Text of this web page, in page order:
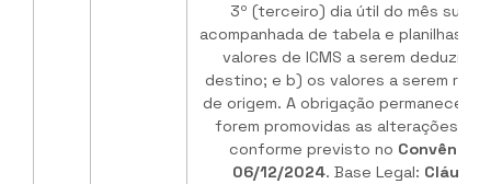
3º (terceiro) dia útil do mês
acompanhada de tabela e planilhas
valores de ICMS a serem
destino; e b) os valores a serem
de origem. A obrigação permanece
forem promovidas as alterações no
conforme previsto no Convênio
06/12/2024. Base Legal: